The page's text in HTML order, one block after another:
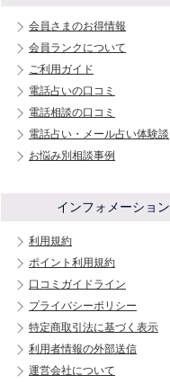
会員さまのお得情報
会員ランクについて
ご利用ガイド
電話占いの口コミ
電話相談の口コミ
電話占い・メール占い体験談
お悩み別相談事例
インフォメーション
利用規約
ポイント利用規約
口コミガイドライン
プライバシーポリシー
特定商取引法に基づく表示
利用者情報の外部送信
運営会社について